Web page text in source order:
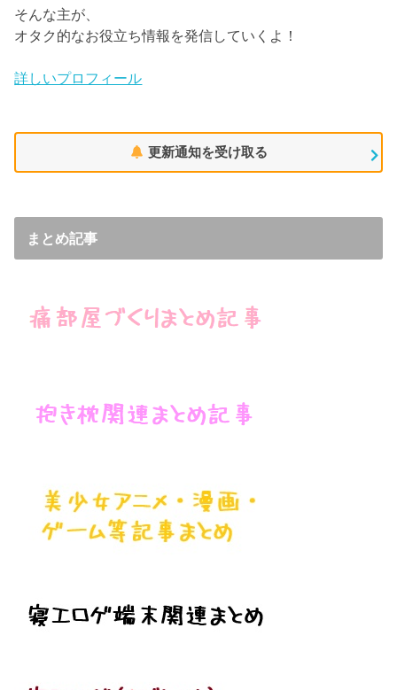
そんな主が、
オタク的なお役立ち情報を発信していくよ！
詳しいプロフィール
更新通知を受け取る
まとめ記事